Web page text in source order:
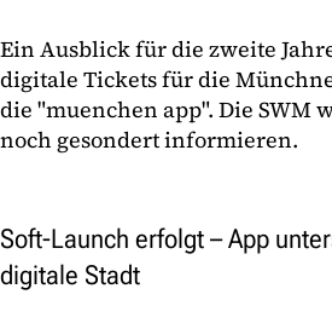
Ein Ausblick für die zweite
digitale Tickets für die
die "muenchen app". Die SWM
noch gesondert informieren.
Soft-Launch erfolgt – App
digitale Stadt